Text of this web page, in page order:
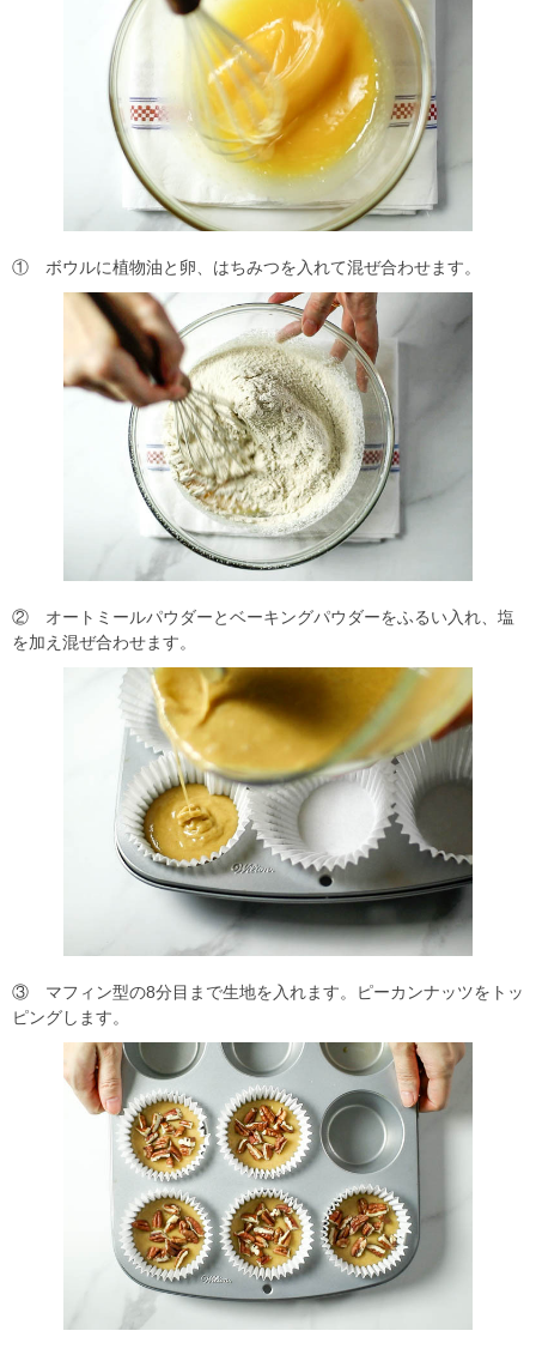
① ボウルに植物油と卵、はちみつを入れて混ぜ合わせます。
② オートミールパウダーとベーキングパウダーをふるい入れ、塩
を加え混ぜ合わせます。
③ マフィン型の8分目まで生地を入れます。ピーカンナッツをトッ
ピングします。